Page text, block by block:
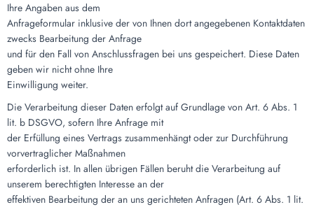
Ihre Angaben aus dem
Anfrageformular inklusive der von Ihnen dort angegebenen Kontaktdaten
zwecks Bearbeitung der Anfrage
und für den Fall von Anschlussfragen bei uns gespeichert. Diese Daten
geben wir nicht ohne Ihre
Einwilligung weiter.
Die Verarbeitung dieser Daten erfolgt auf Grundlage von Art. 6 Abs. 1
lit. b DSGVO, sofern Ihre Anfrage mit
der Erfüllung eines Vertrags zusammenhängt oder zur Durchführung
vorvertraglicher Maßnahmen
erforderlich ist. In allen übrigen Fällen beruht die Verarbeitung auf
unserem berechtigten Interesse an der
effektiven Bearbeitung der an uns gerichteten Anfragen (Art. 6 Abs. 1 lit.